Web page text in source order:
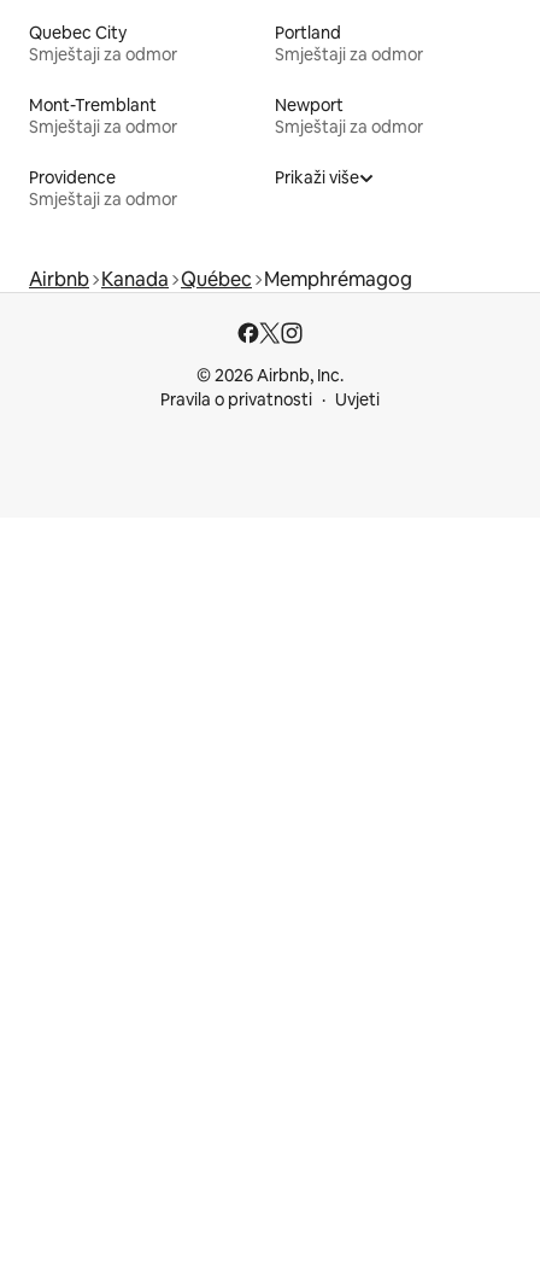
Quebec City
Smještaji za odmor
Portland
Smještaji za odmor
Mont-Tremblant
Smještaji za odmor
Newport
Smještaji za odmor
Providence
Smještaji za odmor
Prikaži više
Airbnb Kanada Québec Memphrémagog
© 2026 Airbnb, Inc.
Pravila o privatnosti
Uvjeti